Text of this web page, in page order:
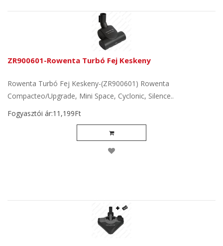
ZR900601-Rowenta Turbó Fej Keskeny
Rowenta Turbó Fej Keskeny-(ZR900601) Rowenta
Compacteo/Upgrade, Mini Space, Cyclonic, Silence..
Fogyasztói ár:11,199Ft